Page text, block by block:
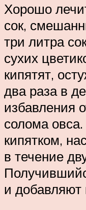
Хорошо
сок,
три литра
сухих
кипятят,
два раза в
избавления
солома
кипятком,
в течение
и добавляют